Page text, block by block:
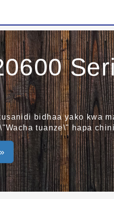
bidhaa yako kwa
tuanze\" hapa